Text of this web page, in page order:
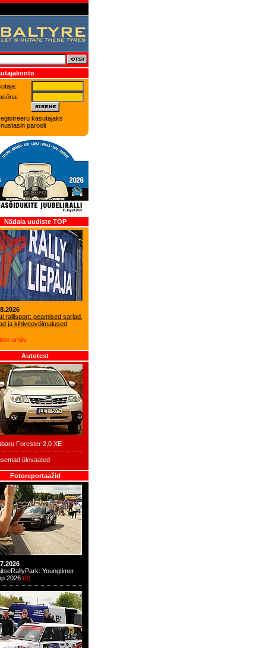
kasutajaks
parooli
Nädala uudiste TOP
rallisport: peamised sarjad,
ja kihlveovõimalused
arhiiv
Autotest
Forester 2,0 XE
ülevaated
Fotoreportaažid
Youngtimer
2026 (0)